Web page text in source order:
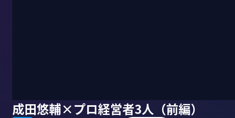
成田悠輔×プロ経営者3人（前編）